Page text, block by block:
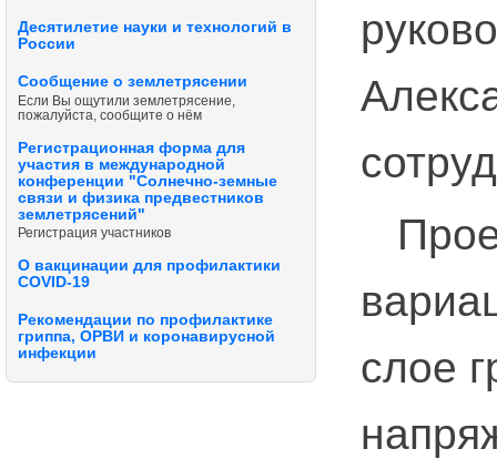
Десятилетие науки и технологий в
России
Сообщение о землетрясении
Если Вы ощутили землетрясение,
пожалуйста, сообщите о нём
Регистрационная форма для
участия в международной
конференции "Солнечно-земные
связи и физика предвестников
землетрясений"
Регистрация участников
О вакцинации для профилактики
COVID-19
Рекомендации по профилактике
гриппа, ОРВИ и коронавирусной
инфекции
слое